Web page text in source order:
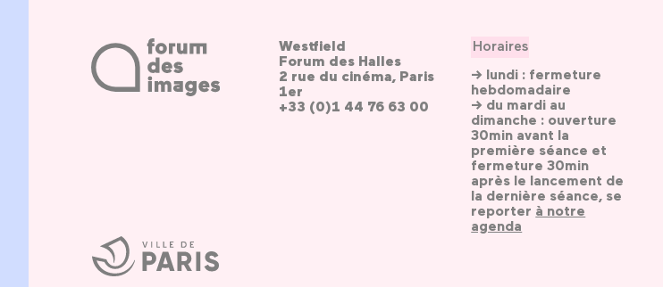
Ville
de
Paris
Westfield
Forum des Halles
2 rue du cinéma, Paris
1er
+33 (0)1 44 76 63 00
Horaires
→ lundi : fermeture
hebdomadaire
→ du mardi au
dimanche : ouverture
30min avant la
première séance et
fermeture 30min
après le lancement de
la dernière séance, se
reporter à notre
agenda